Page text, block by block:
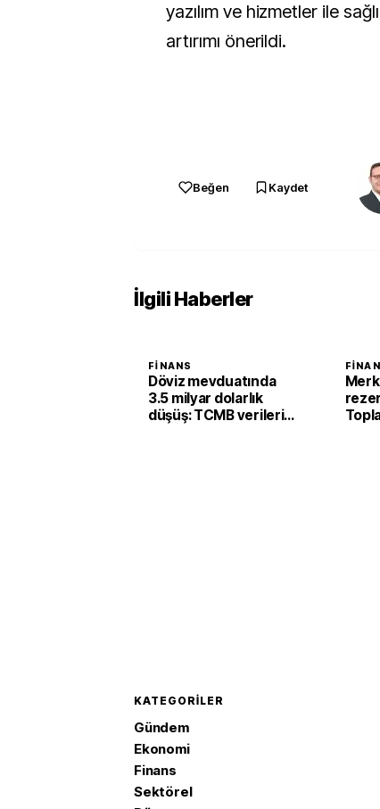
yazılım ve hizmetler ile
artırımı önerildi.
Beğen Kaydet
İlgili Haberler
FINANS
Döviz mevduatında
3.5 milyar dolarlık
düşüş: TCMB verileri
KATEGORILER
Gündem
Ekonomi
Finans
Sektörel